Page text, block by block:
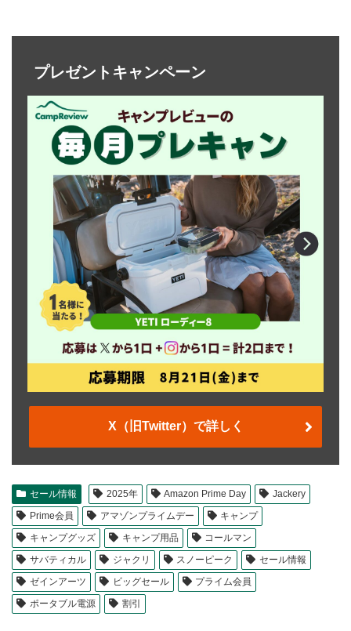
プレゼントキャンペーン
X（旧Twitter）で詳しく
セール情報 2025年 Amazon Prime Day
Jackery
Prime会員
アマゾンプライムデー
キャンプ
キャンプグッズ
キャンプ用品
コールマン
サバティカル
ジャクリ スノーピーク
セール情報
ゼインアーツ
ビッグセール
プライム会員
ポータブル電源
割引